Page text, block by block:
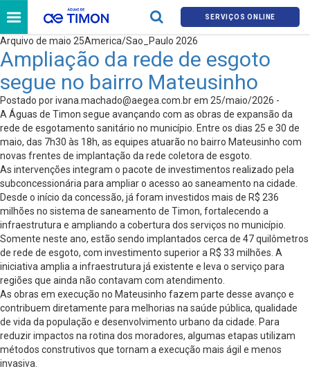
SERVIÇOS ONLINE
Arquivo de maio 25America/Sao_Paulo 2026
Ampliação da rede de esgoto
segue no bairro Mateusinho
Postado porivana.machado@aegea.com.brem 25/maio/2026 -
A Águas de Timon segue avançando com as obras de expansão da
rede de esgotamento sanitário no município. Entre os dias 25 e 30 de
maio, das 7h30 às 18h, as equipes atuarão no bairro Mateusinho com
novas frentes de implantação da rede coletora de esgoto.
As intervenções integram o pacote de investimentos realizado pela
subconcessionária para ampliar o acesso ao saneamento na cidade.
Desde o início da concessão, já foram investidos mais de R$ 236
milhões no sistema de saneamento de Timon, fortalecendo a
infraestrutura e ampliando a cobertura dos serviços no município.
Somente neste ano, estão sendo implantados cerca de 47 quilômetros
de rede de esgoto, com investimento superior a R$ 33 milhões. A
iniciativa amplia a infraestrutura já existente e leva o serviço para
regiões que ainda não contavam com atendimento.
As obras em execução no Mateusinho fazem parte desse avanço e
contribuem diretamente para melhorias na saúde pública, qualidade
de vida da população e desenvolvimento urbano da cidade. Para
reduzir impactos na rotina dos moradores, algumas etapas utilizam
métodos construtivos que tornam a execução mais ágil e menos
invasiva.